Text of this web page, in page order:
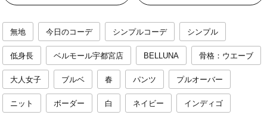
無地 今日のコーデ シンプルコーデ シンプル
低身長 ベルモール宇都宮店 BELLUNA 骨格：ウエーブ
大人女子 ブルベ 春 パンツ プルオーバー
ニット ボーダー 白 ネイビー インディゴ